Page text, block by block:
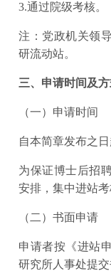
3.通过院级考核。
注：党政机关领
研流动站。
三、申请时间及
（一）申请时间
自本简章发布之日
为保证博士后招
安排，集中进站考
（二）书面申请
申请者按《进站
研究所人事处提交